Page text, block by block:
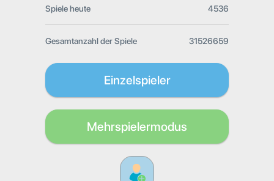
Spiele heute 4536
Gesamtanzahl der Spiele 31526659
Einzelspieler
Mehrspielermodus